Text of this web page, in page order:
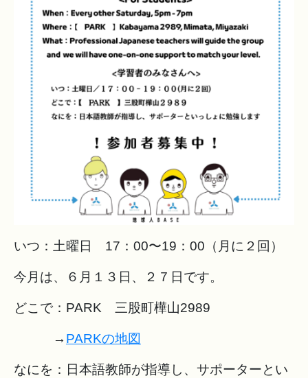
いつ：土曜日 17：00〜19：00（月に２回）
今月は、６月１３日、２７日です。
どこで：PARK 三股町樺山2989
→ PARKの地図
なにを：日本語教師が指導し、サポーターとい